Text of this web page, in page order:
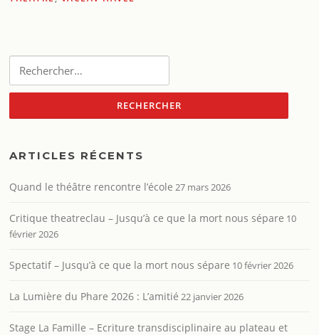
ARTICLES RÉCENTS
Quand le théâtre rencontre l’école 27 mars 2026
Critique theatreclau – Jusqu’à ce que la mort nous sépare 10
février 2026
Spectatif – Jusqu’à ce que la mort nous sépare 10 février 2026
La Lumière du Phare 2026 : L’amitié 22 janvier 2026
Stage La Famille – Ecriture transdisciplinaire au plateau et